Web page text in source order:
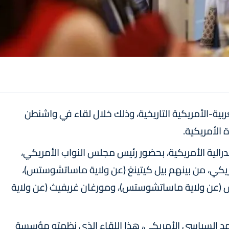
الأمريكية التاريخية، وذلك خلال لقاء في واشنطن
الأمريكية، بحضور رئيس مجلس النواب الأمريكي،
من بينهم بيل كيتينغ (عن ولاية ماساتشوستس)،
(عن ولاية ماساتشوستس)، ومورغان غريفيث (عن ولاية